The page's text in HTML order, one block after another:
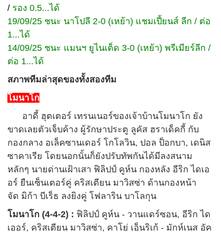
/ รอง 0.5...ได้
19/09/25 ชนะ นาโปลี 2-0 (เหย้า) แชมเปี้ยนส์ ลีก / ต่อ
1...ได้
14/09/25 ชนะ แมนฯ ยูไนเต็ด 3-0 (เหย้า) พรีเมียร์ลีก /
ต่อ 1...ได้
สภาพทีมล่าสุดของทั้งสองทีม
โมนาโก
อาดี้ ฮุตเตอร์ เทรนเนอร์ของเจ้าบ้านโมนาโก ยัง
ขาดเลยตัวเจ็บค้าง ผู้รักษาประตู ลูคัส ฮราเด็คกี้ กับ
กองกลาง อเล็คซานเดอร์ โกโลวิน, ปอล ป็อกบา, เดนิส
ซาคาเรีย โดยนอกนั้นก็ยังปรับทัพกันได้มีลงสนาม
หลักๆ นายด่านเฝ้าเสา ฟิลิปป์ คูห์น กองหลัง อีริก ไดเอ
อร์ ยืนเซ็นเตอร์คู่ คริสเตียน มาวิสซ่า ด้านกองหน้า
จัด มิก้า บีเร็ธ ลงยิงคู่ โฟลาริน บาโลกุน
โมนาโก (4-4-2) : ฟิลิปป์ คูห์น - วานแดร์ซอน, อีริก ได
เออร์, คริสเตียน มาวิสซ่า, คาโย่ เอ็นริเก้ - มักห์เนส อัค